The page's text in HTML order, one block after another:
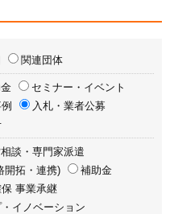
関連団体
セミナー・イベント
入札・業者公募
談・専門家派遣
開拓・連携)
補助金
保 事業承継
イノベーション